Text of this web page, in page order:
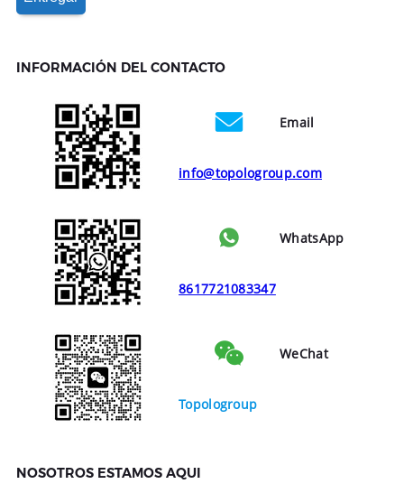
INFORMACIÓN DEL CONTACTO
Email
info@topologroup.com
WhatsApp
8617721083347
WeChat
Topologroup
NOSOTROS ESTAMOS AQUI